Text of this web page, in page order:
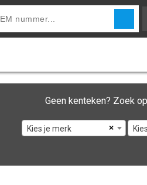
Geen kenteken? Zoek
×
Kies je merk